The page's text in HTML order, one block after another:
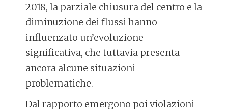
2018, la parziale chiusura del centro e la
diminuzione dei flussi hanno
influenzato un’evoluzione
significativa, che tuttavia presenta
ancora alcune situazioni
problematiche.
Dal rapporto emergono poi violazioni